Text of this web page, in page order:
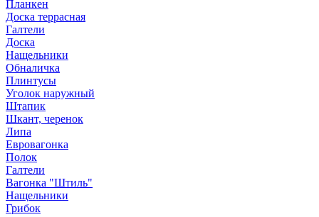
Планкен
Доска террасная
Галтели
Доска
Нащельники
Обналичка
Плинтусы
Уголок наружный
Штапик
Шкант, черенок
Липа
Евровагонка
Полок
Галтели
Вагонка "Штиль"
Нащельники
Грибок